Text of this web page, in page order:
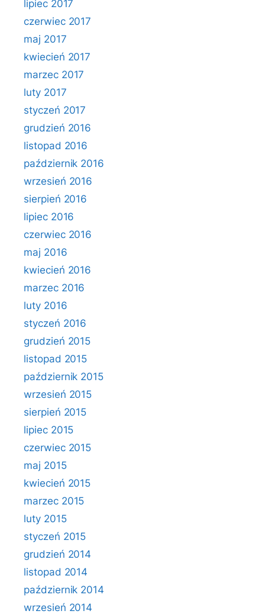
lipiec 2017
czerwiec 2017
maj 2017
kwiecień 2017
marzec 2017
luty 2017
styczeń 2017
grudzień 2016
listopad 2016
październik 2016
wrzesień 2016
sierpień 2016
lipiec 2016
czerwiec 2016
maj 2016
kwiecień 2016
marzec 2016
luty 2016
styczeń 2016
grudzień 2015
listopad 2015
październik 2015
wrzesień 2015
sierpień 2015
lipiec 2015
czerwiec 2015
maj 2015
kwiecień 2015
marzec 2015
luty 2015
styczeń 2015
grudzień 2014
listopad 2014
październik 2014
wrzesień 2014